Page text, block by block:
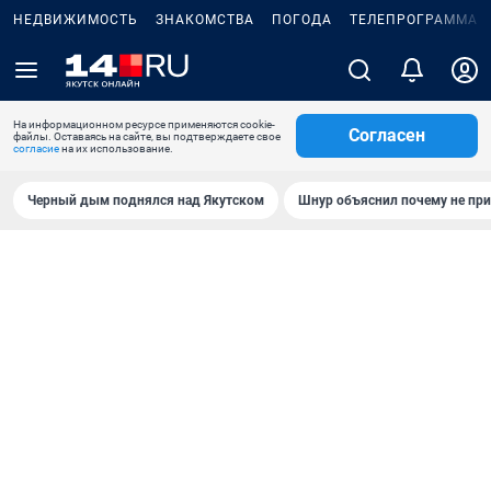
НЕДВИЖИМОСТЬ ЗНАКОМСТВА ПОГОДА ТЕЛЕПРОГРАММА
На информационном ресурсе применяются cookie-
файлы. Оставаясь на сайте, вы подтверждаете свое
согласиена их использование.
Согласен
Черный дым поднялся над Якутском Шнур объяснил почему не